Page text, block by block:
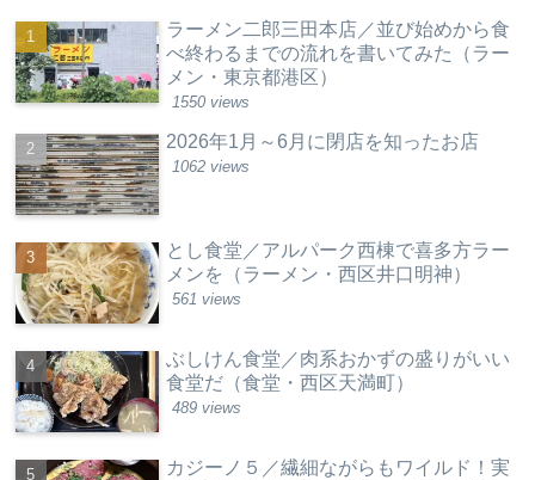
ラーメン二郎三田本店／並び始めから食
べ終わるまでの流れを書いてみた（ラー
メン・東京都港区）
1550 views
2026年1月～6月に閉店を知ったお店
1062 views
とし食堂／アルパーク西棟で喜多方ラー
メンを（ラーメン・西区井口明神）
561 views
ぶしけん食堂／肉系おかずの盛りがいい
食堂だ（食堂・西区天満町）
489 views
カジーノ５／繊細ながらもワイルド！実